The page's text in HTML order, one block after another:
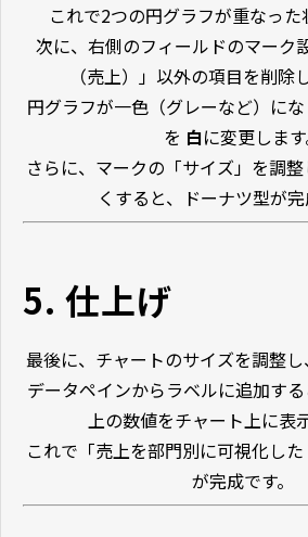
これで2つの円グラフが重なった
次に、右側のフィールドのマーク
（売上）」以外の項目を削除
円グラフが一色（グレーなど）に
を 白に変更します
さらに、マークの「サイズ」を調
くすると、ドーナツ型が完
5. 仕上げ
最後に、チャートのサイズを調整
データペインからラベルに追加す
上の数値をチャート上に表
これで「売上を部門別に可視化した
が完成です。